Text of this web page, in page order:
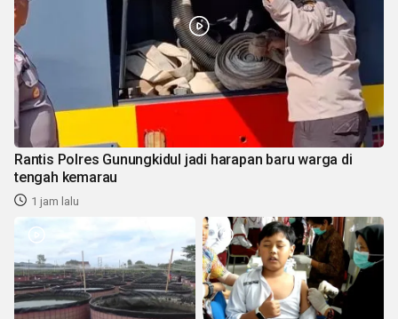
Rantis Polres Gunungkidul jadi harapan baru warga di
tengah kemarau
1 jam lalu